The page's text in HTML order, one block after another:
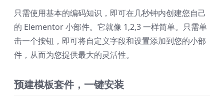
只需使用基本的编码知识，即可在几秒钟内创建您自己
的 Elementor 小部件。它就像 1,2,3 一样简单。只需单
击一个按钮，即可将自定义字段和设置添加到您的小部
件，从而为您提供最大的灵活性。
预建模板套件，一键安装